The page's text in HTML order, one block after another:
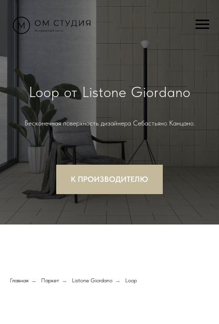
Loop от Listone Giordano
Бесконечная поверхность дизайнера Себастьяно Канцано.
К ПРОИЗВОДИТЕЛЮ
Главная → Паркет → Listone Giordano → Loop